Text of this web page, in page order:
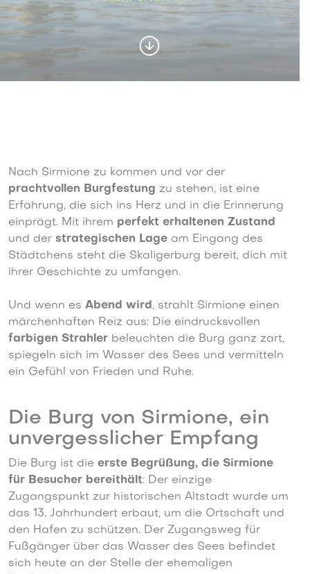
Nach Sirmione zu kommen und vor der
prachtvollen Burgfestung zu stehen, ist eine
Erfahrung, die sich ins Herz und in die Erinnerung
einprägt. Mit ihrem perfekt erhaltenen Zustand
und der strategischen Lage am Eingang des
Städtchens steht die Skaligerburg bereit, dich mit
ihrer Geschichte zu umfangen.
Und wenn es Abend wird, strahlt Sirmione einen
märchenhaften Reiz aus: Die eindrucksvollen
farbigen Strahler beleuchten die Burg ganz zart,
spiegeln sich im Wasser des Sees und vermitteln
ein Gefühl von Frieden und Ruhe.
Die Burg von Sirmione, ein
unvergesslicher Empfang
Die Burg ist die erste Begrüßung, die Sirmione
für Besucher bereithält: Der einzige
Zugangspunkt zur historischen Altstadt wurde um
das 13. Jahrhundert erbaut, um die Ortschaft und
den Hafen zu schützen. Der Zugangsweg für
Fußgänger über das Wasser des Sees befindet
sich heute an der Stelle der ehemaligen